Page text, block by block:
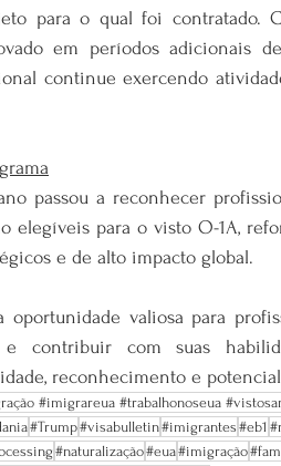
para o qual foi contratado.
em períodos adicionais
continue exercendo
passou a reconhecer
elegíveis para o visto O-1A,
e de alto impacto global.
oportunidade valiosa para
e contribuir com suas
reconhecimento e
#imigrareua #trabalhonoseua
#Trump#visabulletin#imigrantes #eb1
#naturalização#eua#imigração